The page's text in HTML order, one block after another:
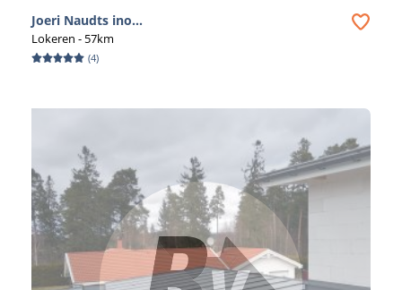
Joeri Naudts ino...
Lokeren - 57km
(4)